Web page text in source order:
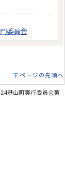
委員会
ページの先頭へ
基山町実行委員会第